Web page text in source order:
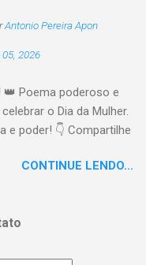
Antonio Pereira Apon
2026
👑 Poema poderoso e
o Dia da Mulher.
e poder! 👇 Compartilhe
música é uma
mulher em todas as
de uma guerreira à
CONTINUE LENDO...